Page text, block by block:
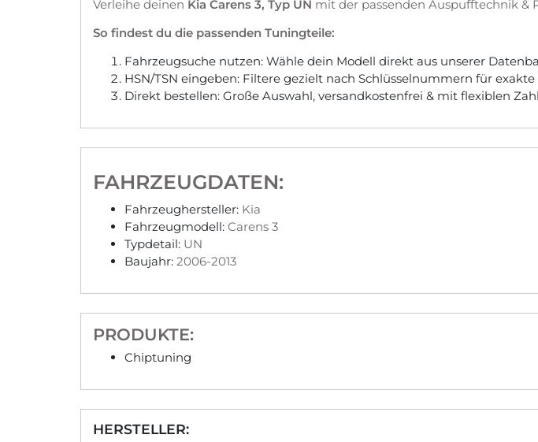
Verleihe deinen Kia Carens 3, Typ UN mit der passenden Auspufftechnik &
So findest du die passenden Tuningteile:
Fahrzeugsuche nutzen: Wähle dein Modell direkt aus unserer
HSN/TSN eingeben: Filtere gezielt nach Schlüsselnummern für exakte
Direkt bestellen: Große Auswahl, versandkostenfrei & mit flexiblen
FAHRZEUGDATEN:
Fahrzeughersteller: Kia
Fahrzeugmodell: Carens 3
Typdetail: UN
Baujahr: 2006-2013
PRODUKTE:
Chiptuning
HERSTELLER: